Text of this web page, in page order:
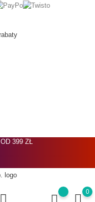
399 ZŁ
0